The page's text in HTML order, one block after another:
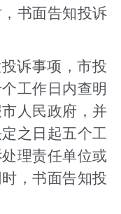
书面告知投诉
诉事项，市投
工作日内查明
人民政府，并
之日起五个工
理责任单位或
，书面告知投